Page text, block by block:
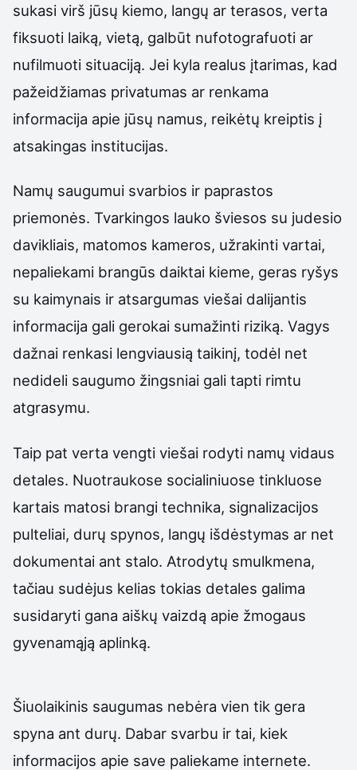
sukasi virš jūsų kiemo, langų ar terasos, verta
fiksuoti laiką, vietą, galbūt nufotografuoti ar
nufilmuoti situaciją. Jei kyla realus įtarimas, kad
pažeidžiamas privatumas ar renkama
informacija apie jūsų namus, reikėtų kreiptis į
atsakingas institucijas.
Namų saugumui svarbios ir paprastos
priemonės. Tvarkingos lauko šviesos su judesio
davikliais, matomos kameros, užrakinti vartai,
nepaliekami brangūs daiktai kieme, geras ryšys
su kaimynais ir atsargumas viešai dalijantis
informacija gali gerokai sumažinti riziką. Vagys
dažnai renkasi lengviausią taikinį, todėl net
nedideli saugumo žingsniai gali tapti rimtu
atgrasymu.
Taip pat verta vengti viešai rodyti namų vidaus
detales. Nuotraukose socialiniuose tinkluose
kartais matosi brangi technika, signalizacijos
pulteliai, durų spynos, langų išdėstymas ar net
dokumentai ant stalo. Atrodytų smulkmena,
tačiau sudėjus kelias tokias detales galima
susidaryti gana aiškų vaizdą apie žmogaus
gyvenamąją aplinką.
Šiuolaikinis saugumas nebėra vien tik gera
spyna ant durų. Dabar svarbu ir tai, kiek
informacijos apie save paliekame internete.